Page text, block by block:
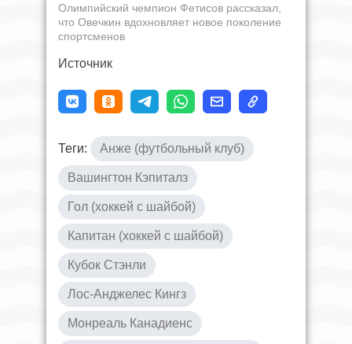
Олимпийский чемпион Фетисов рассказал,
что Овечкин вдохновляет новое поколение
спортсменов
Источник
Теги: Анже (футбольный клуб)
Вашингтон Кэпиталз
Гол (хоккей с шайбой)
Капитан (хоккей с шайбой)
Кубок Стэнли
Лос-Анджелес Кингз
Монреаль Канадиенс